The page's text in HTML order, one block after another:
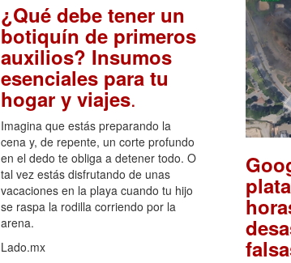
¿Qué debe tener un
botiquín de primeros
auxilios? Insumos
esenciales para tu
hogar y viajes.
Imagina que estás preparando la
cena y, de repente, un corte profundo
en el dedo te obliga a detener todo. O
tal vez estás disfrutando de unas
vacaciones en la playa cuando tu hijo
se raspa la rodilla corriendo por la
arena.
Lado.mx